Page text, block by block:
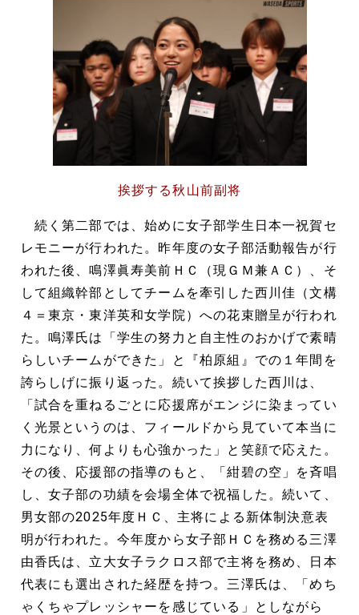
挨拶する秋山前副将
続く第二部では、始めに女子部学生日本一祝賀セ
レモニーが行われた。昨年度の女子部活動報告が行
われた後、鳴澤眞寿美前ＨＣ（現ＧＭ兼ＡＣ）、そ
して組織幹部としてチームを牽引した西川佳（文構
４＝東京・東洋英和女学院）への花束贈呈が行われ
た。鳴澤氏は「学生の努力と自主性のおかげで素晴
らしいチームができた」と『柏原組』での１年間を
誇らしげに振り返った。続いて挨拶した西川は、
「試合を重ねるごとに応援席がエンジに染まってい
く光景というのは、フィールドから見ていて本当に
力になり、何よりも心強かった」と笑顔で応えた。
その後、応援部の指導のもと、「紺碧の空」を斉唱
し、女子部の功績を会場全体で祝福した。続いて、
男女部の2025年度ＨＣ、主将による新体制決意表
明が行われた。今年度から女子部ＨＣを務める三澤
由香氏は、立大女子ラクロス部で主将を務め、日本
代表にも選出された経歴を持つ。三澤氏は、「めち
ゃくちゃプレッシャーを感じている」としながら